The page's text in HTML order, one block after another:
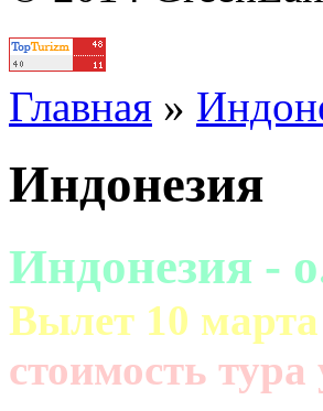
Главная »
Индонезия
Индонезия -
Вылет 10 марта
cтоимость тура